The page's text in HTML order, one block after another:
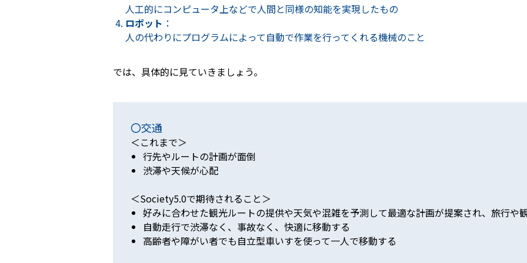
人工的にコンピュータ上などで人間と同様の知能を実現したもの
ロボット ：
人の代わりにプログラムによって自動で作業を行ってくれる機械のこと
では、具体的に見ていきましょう。
〇交通
＜これまで＞
行先やルートの計画が面倒
渋滞や天候が心配
＜Society5.0で期待されること＞
好みに合わせた観光ルートの提供や天気や混雑を予測して最適な計画が提案され、旅行や
自動走行で渋滞なく、事故なく、快適に移動する
高齢者や障がい者でも自立型車いすを使って一人で移動する